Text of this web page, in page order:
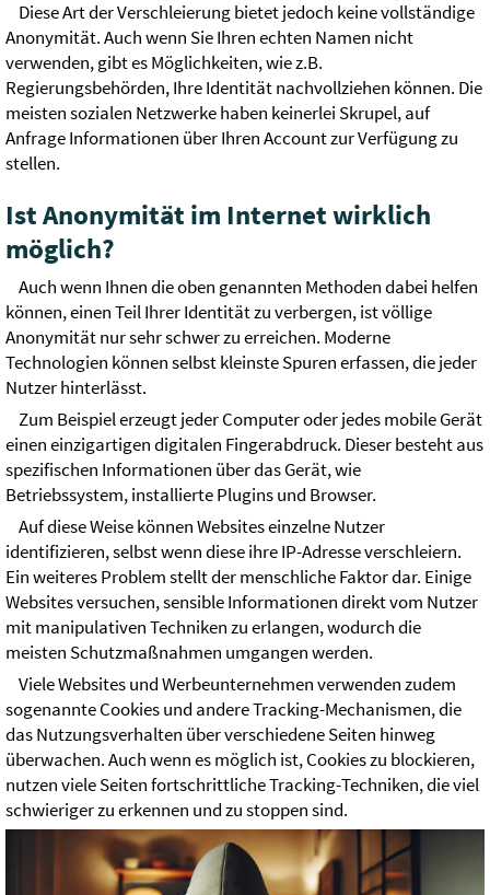
Diese Art der Verschleierung bietet jedoch keine vollständige
Anonymität. Auch wenn Sie Ihren echten Namen nicht
verwenden, gibt es Möglichkeiten, wie z.B.
Regierungsbehörden, Ihre Identität nachvollziehen können. Die
meisten sozialen Netzwerke haben keinerlei Skrupel, auf
Anfrage Informationen über Ihren Account zur Verfügung zu
stellen.
Ist Anonymität im Internet wirklich
möglich?
Auch wenn Ihnen die oben genannten Methoden dabei helfen
können, einen Teil Ihrer Identität zu verbergen, ist völlige
Anonymität nur sehr schwer zu erreichen. Moderne
Technologien können selbst kleinste Spuren erfassen, die jeder
Nutzer hinterlässt.
Zum Beispiel erzeugt jeder Computer oder jedes mobile Gerät
einen einzigartigen digitalen Fingerabdruck. Dieser besteht aus
spezifischen Informationen über das Gerät, wie
Betriebssystem, installierte Plugins und Browser.
Auf diese Weise können Websites einzelne Nutzer
identifizieren, selbst wenn diese ihre IP-Adresse verschleiern.
Ein weiteres Problem stellt der menschliche Faktor dar. Einige
Websites versuchen, sensible Informationen direkt vom Nutzer
mit manipulativen Techniken zu erlangen, wodurch die
meisten Schutzmaßnahmen umgangen werden.
Viele Websites und Werbeunternehmen verwenden zudem
sogenannte Cookies und andere Tracking-Mechanismen, die
das Nutzungsverhalten über verschiedene Seiten hinweg
überwachen. Auch wenn es möglich ist, Cookies zu blockieren,
nutzen viele Seiten fortschrittliche Tracking-Techniken, die viel
schwieriger zu erkennen und zu stoppen sind.